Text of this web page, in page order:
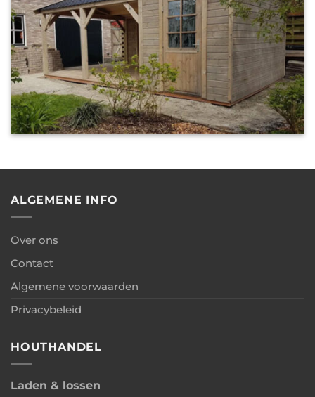
ALGEMENE INFO
Over ons
Contact
Algemene voorwaarden
Privacybeleid
HOUTHANDEL
Laden & lossen